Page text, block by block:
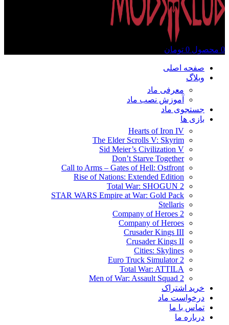
0 محصول 0 تومان
صفحه اصلی
وبلاگ
معرفی ماد
آموزش نصب ماد
جستجوی ماد
بازی ها
Hearts of Iron IV
The Elder Scrolls V: Skyrim
Sid Meier’s Civilization V
Don’t Starve Together
Call to Arms – Gates of Hell: Ostfront
Rise of Nations: Extended Edition
Total War: SHOGUN 2
STAR WARS Empire at War: Gold Pack
Stellaris
Company of Heroes 2
Company of Heroes
Crusader Kings III
Crusader Kings II
Cities: Skylines
Euro Truck Simulator 2
Total War: ATTILA
Men of War: Assault Squad 2
خرید اشتراک
درخواست ماد
تماس با ما
درباره ما